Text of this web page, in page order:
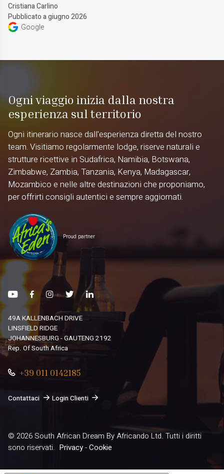
Cristiana Carlino
Pubblicato a giugno 2026
Google
Ogni viaggio inizia dalla nostra
esperienza sul territorio
Ogni itinerario nasce dall'esperienza diretta del nostro
team. Visitiamo regolarmente lodge, riserve naturali e
strutture ricettive in Sudafrica, Namibia, Botswana,
Zimbabwe, Zambia, Tanzania, Kenya, Madagascar,
Mozambico e nelle altre destinazioni che proponiamo,
per offrirti consigli autentici e sempre aggiornati.
Proud partner
49A KALLENBACH DRIVE
LINSFIELD RIDGE
JOHANNESBURG - GAUTENG 2192
Rep. Of South Africa
+39 011 0142185
Contattaci Login Clienti
© 2026 South African Dream By Africando Ltd. Tutti i diritti
sono riservati. Privacy-Cookie